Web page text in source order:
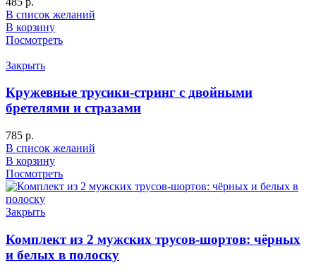
В список желаний
В корзину
Посмотреть
Закрыть
Кружевные трусики-стринг с двойными
бретелями и стразами
785 р.
В список желаний
В корзину
Посмотреть
Закрыть
Комплект из 2 мужских трусов-шортов: чёрных
и белых в полоску